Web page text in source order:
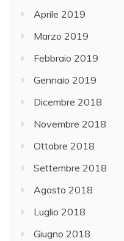
Aprile 2019
Marzo 2019
Febbraio 2019
Gennaio 2019
Dicembre 2018
Novembre 2018
Ottobre 2018
Settembre 2018
Agosto 2018
Luglio 2018
Giugno 2018